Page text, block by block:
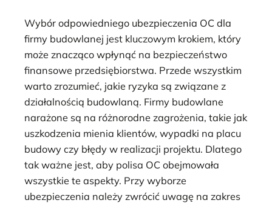
Wybór odpowiedniego ubezpieczenia OC dla
firmy budowlanej jest kluczowym krokiem, który
może znacząco wpłynąć na bezpieczeństwo
finansowe przedsiębiorstwa. Przede wszystkim
warto zrozumieć, jakie ryzyka są związane z
działalnością budowlaną. Firmy budowlane
narażone są na różnorodne zagrożenia, takie jak
uszkodzenia mienia klientów, wypadki na placu
budowy czy błędy w realizacji projektu. Dlatego
tak ważne jest, aby polisa OC obejmowała
wszystkie te aspekty. Przy wyborze
ubezpieczenia należy zwrócić uwagę na zakres